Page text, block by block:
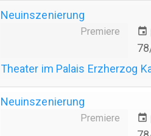
Neuinszenierung
Premiere event
Theater im Palais Erzherzog
Neuinszenierung
Premiere event